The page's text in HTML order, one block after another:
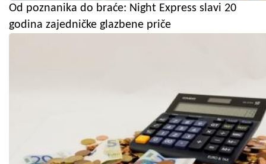
Od poznanika do braće: Night Express slavi 20
godina zajedničke glazbene priče